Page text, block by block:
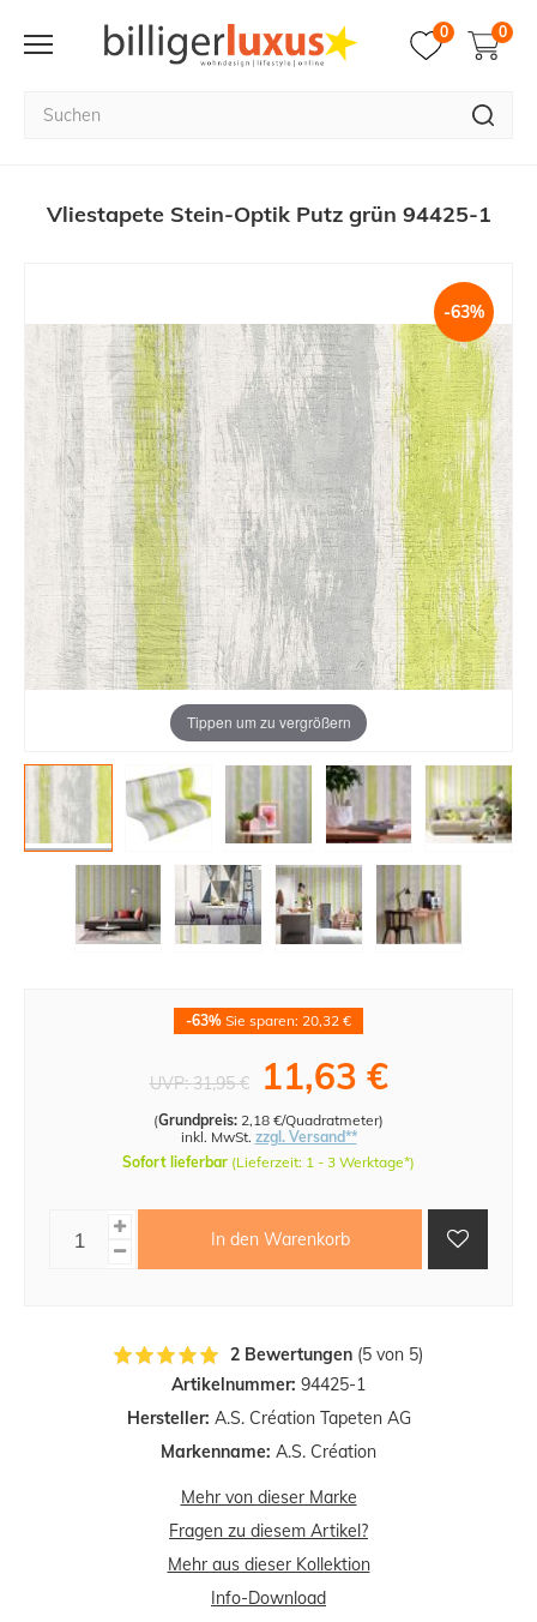
0 0
Vliestapete Stein-Optik Putz grün 94425-1
Tippen um zu vergrößern
-63%
Artikelnummer: 94425-1
Hersteller: A.S. Création Tapeten AG
Markenname: A.S. Création
-63% Sie sparen: 20,32 €
UVP:31,95 € 11,63 €
(Grundpreis: 2,18 €/Quadratmeter)
inkl. MwSt. zzgl. Versand**
Sofort lieferbar (Lieferzeit: 1 - 3 Werktage*)
In den Warenkorb
Mehr von dieser Marke
Fragen zu diesem Artikel?
Mehr aus dieser Kollektion
Info-Download
2 Bewertungen (5 von 5)